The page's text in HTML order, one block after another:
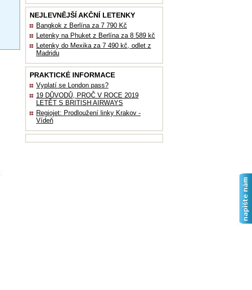
NEJLEVNĚJŠÍ AKČNÍ LETENKY
Bangkok z Berlína za 7 790 Kč
Letenky na Phuket z Berlína za 8 589 kč
Letenky do Mexika za 7 490 kč, odlet z
Madridu
PRAKTICKÉ INFORMACE
Vyplatí se London pass?
19 DŮVODŮ, PROČ V ROCE 2019
LETĚT S BRITISH AIRWAYS
Regiojet: Prodloužení linky Krakov -
Vídeň